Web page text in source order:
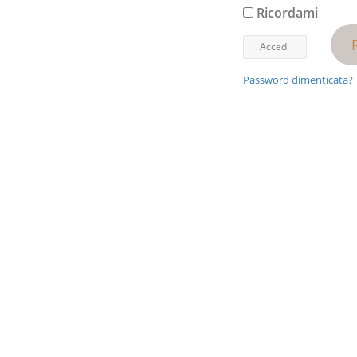
Ricordami
Password dimenticata?